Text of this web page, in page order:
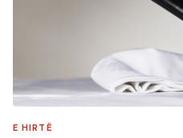
E HIRTË